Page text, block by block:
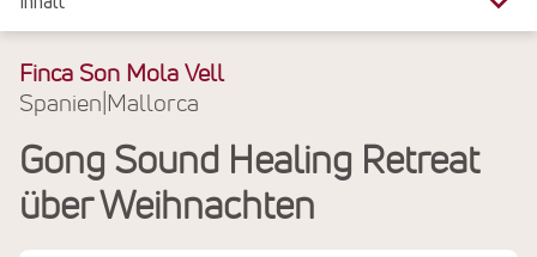
Überblick
Reiseinfos
Leistungen
Finca Son Mola Vell
Spanien Mallorca
Gong Sound Healing Retreat
über Weihnachten